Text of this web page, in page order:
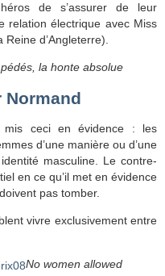
de s’assurer de leur
relation électrique avec Miss
d’Angleterre).
la honte absolue
Normand
mis ceci en évidence : les
d’une manière ou d’une
masculine. Le contre-
en ce qu’il met en évidence
pas tomber.
vivre exclusivement entre
No women allowed